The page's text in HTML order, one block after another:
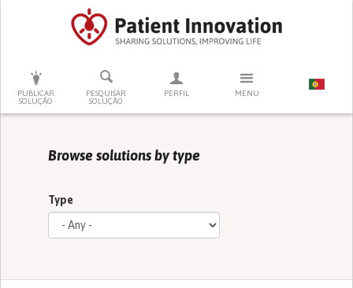
PUBLICAR
SOLUÇÃO
PESQUISAR
SOLUÇÃO
PERFIL MENU
PRESSIONE ENTER PARA PESQUISAR
Browse solutions by type
Type